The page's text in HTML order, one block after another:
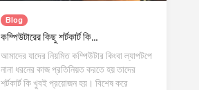
Blog
কম্পিউটারের কিছু শর্টকার্ট কি…
আমাদের যাদের নিয়মিত কম্পিউটার কিংবা ল্যাপটপে
নানা ধরনের কাজ প্রতিনিয়ত করতে হয় তাদের
শর্টকার্ট কি খুবই প্রয়োজন হয়। বিশেষ করে